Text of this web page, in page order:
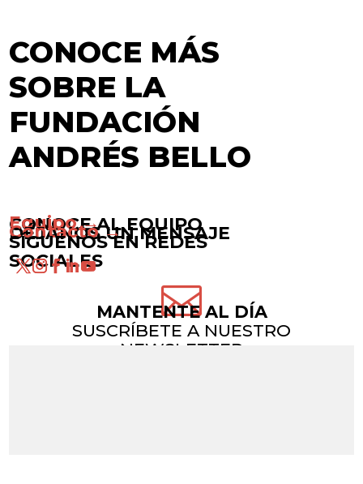
CONOCE MÁS
SOBRE LA
FUNDACIÓN
ANDRÉS BELLO
CONOCE AL EQUIPO
Equipo →
DÉJANOS UN MENSAJE
Contacto →
SÍGUENOS EN REDES
SOCIALES

MANTENTE AL DÍA
SUSCRÍBETE A NUESTRO
NEWSLETTER